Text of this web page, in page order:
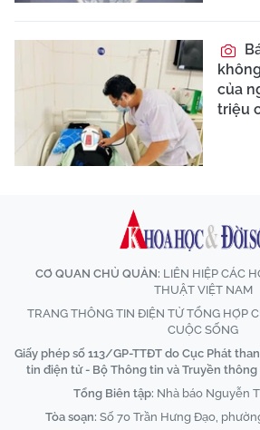
của
triệu
CƠ QUAN CHỦ QUẢN: LIÊN HIỆP CÁC
THUẬT VIỆT NAM
TRANG THÔNG TIN ĐIỆN TỬ TỔNG HỢP
CUỘC SỐNG
Giấy phép số 113/GP-TTĐT do Cục Phát
tin điện tử - Bộ Thông tin và Truyền
Tổng Biên tập: Nhà báo Nguyễn
Tòa soạn: Số 70 Trần Hưng Đạo,